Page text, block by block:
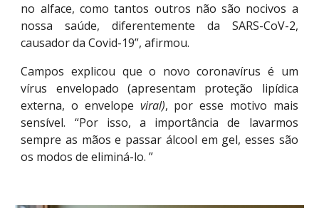
no alface, como tantos outros não são nocivos a
nossa saúde, diferentemente da SARS-CoV-2,
causador da Covid-19”, afirmou.
Campos explicou que o novo coronavírus é um
vírus envelopado (apresentam proteção lipídica
externa, o envelope viral), por esse motivo mais
sensível. “Por isso, a importância de lavarmos
sempre as mãos e passar álcool em gel, esses são
os modos de eliminá-lo. ”